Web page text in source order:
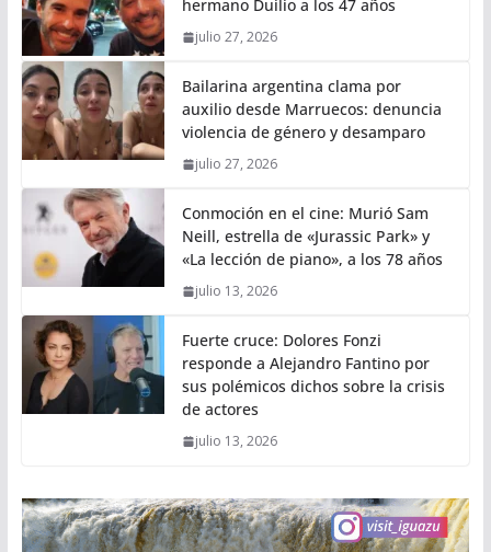
hermano Duilio a los 47 años
julio 27, 2026
Bailarina argentina clama por
auxilio desde Marruecos: denuncia
violencia de género y desamparo
julio 27, 2026
Conmoción en el cine: Murió Sam
Neill, estrella de «Jurassic Park» y
«La lección de piano», a los 78 años
julio 13, 2026
Fuerte cruce: Dolores Fonzi
responde a Alejandro Fantino por
sus polémicos dichos sobre la crisis
de actores
julio 13, 2026